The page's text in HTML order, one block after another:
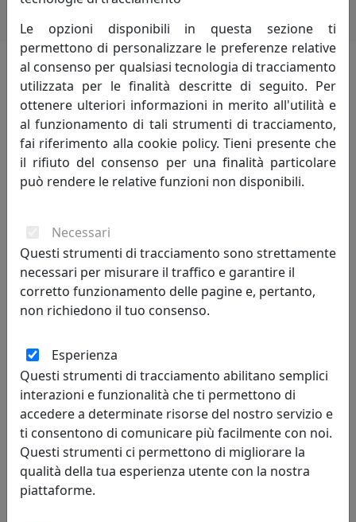
i più visitati
scopri iprodottiche hanno riscosso
maggior interesse
MENSOLA BALLOON 45X18 CON DUE ATTACCAPANNI
OG09045A-01 BIANCO
MemeDesign
237,00 €
Le opzioni disponibili in questa sezione ti
permettono di personalizzare le preferenze relative
al consenso per qualsiasi tecnologia di tracciamento
utilizzata per le finalità descritte di seguito. Per
ottenere ulteriori informazioni in merito all'utilità e
al funzionamento di tali strumenti di tracciamento,
fai riferimento alla cookie policy. Tieni presente che
il rifiuto del consenso per una finalità particolare
può rendere le relative funzioni non disponibili.
Necessari
Questi strumenti di tracciamento sono strettamente
necessari per misurare il traffico e garantire il
corretto funzionamento delle pagine e, pertanto,
non richiedono il tuo consenso.
Esperienza
Questi strumenti di tracciamento abilitano semplici
interazioni e funzionalità che ti permettono di
accedere a determinate risorse del nostro servizio e
ti consentono di comunicare più facilmente con noi.
Questi strumenti ci permettono di migliorare la
qualità della tua esperienza utente con la nostra
piattaforme.